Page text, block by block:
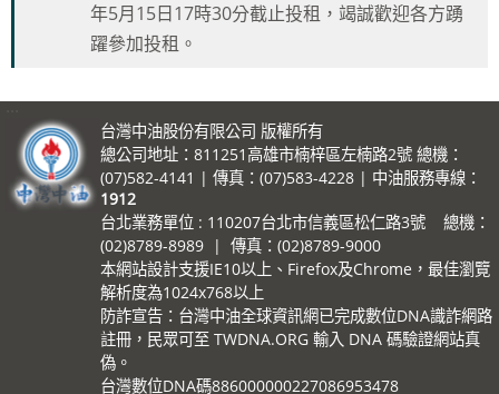
年5月15日17時30分截止投租，竭誠歡迎各方踴
躍參加投租。
台灣中油股份有限公司 版權所有
總公司地址：811251高雄市楠梓區左楠路2號 總機：
(07)582-4141 | 傳真：(07)583-4228 | 中油服務專線：
1912
台北業務單位 : 110207台北市信義區松仁路3號 總機：
(02)8789-8989 | 傳真：(02)8789-9000
本網站設計支援IE10以上、Firefox及Chrome，最佳瀏覽
解析度為1024x768以上
防詐宣告：台灣中油全球資訊網已完成數位DNA識詐網路
註冊，民眾可至 TWDNA.ORG 輸入 DNA 碼驗證網站真
偽。
台灣數位DNA碼886000000227086953478